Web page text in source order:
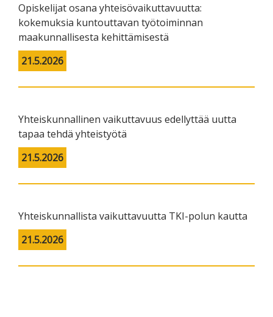
Opiskelijat osana yhteisövaikuttavuutta:
kokemuksia kuntouttavan työtoiminnan
maakunnallisesta kehittämisestä
21.5.2026
Yhteiskunnallinen vaikuttavuus edellyttää uutta
tapaa tehdä yhteistyötä
21.5.2026
Yhteiskunnallista vaikuttavuutta TKI-polun kautta
21.5.2026